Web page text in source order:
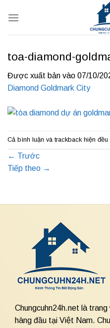
qua
toa-diamond-
Được xuất bản vào 07/10/
Diamond Goldmark City
Cả bình luận và trackback hiện đều
← Trước
Tiếp theo →
Chungcuhn24h.net là
hàng đầu tại Việt Nam.